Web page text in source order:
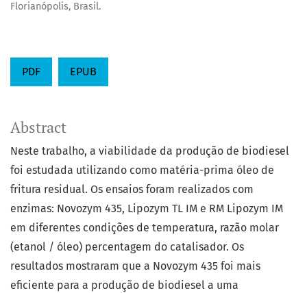
Florianópolis, Brasil.
PDF EPUB
Abstract
Neste trabalho, a viabilidade da produção de biodiesel
foi estudada utilizando como matéria-prima óleo de
fritura residual. Os ensaios foram realizados com
enzimas: Novozym 435, Lipozym TL IM e RM Lipozym IM
em diferentes condições de temperatura, razão molar
(etanol / óleo) percentagem do catalisador. Os
resultados mostraram que a Novozym 435 foi mais
eficiente para a produção de biodiesel a uma